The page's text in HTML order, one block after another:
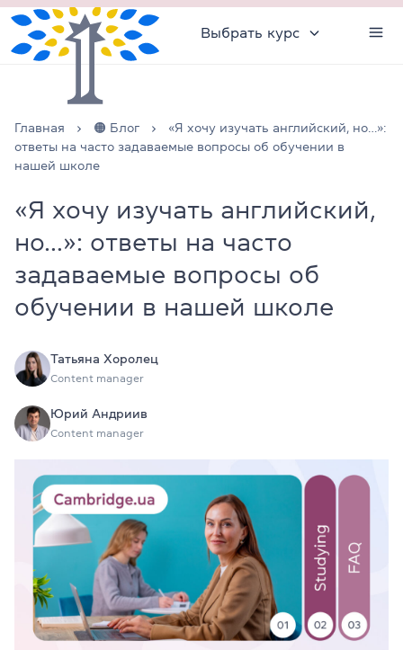
Выбрать курс
Главная 🟠 Блог
«Я хочу изучать английский, но…»:
ответы на часто задаваемые вопросы об обучении в
нашей школе
«Я хочу изучать английский,
но…»: ответы на часто
задаваемые вопросы об
обучении в нашей школе
Татьяна Хоролец
Content manager
Юрий Андриив
Content manager